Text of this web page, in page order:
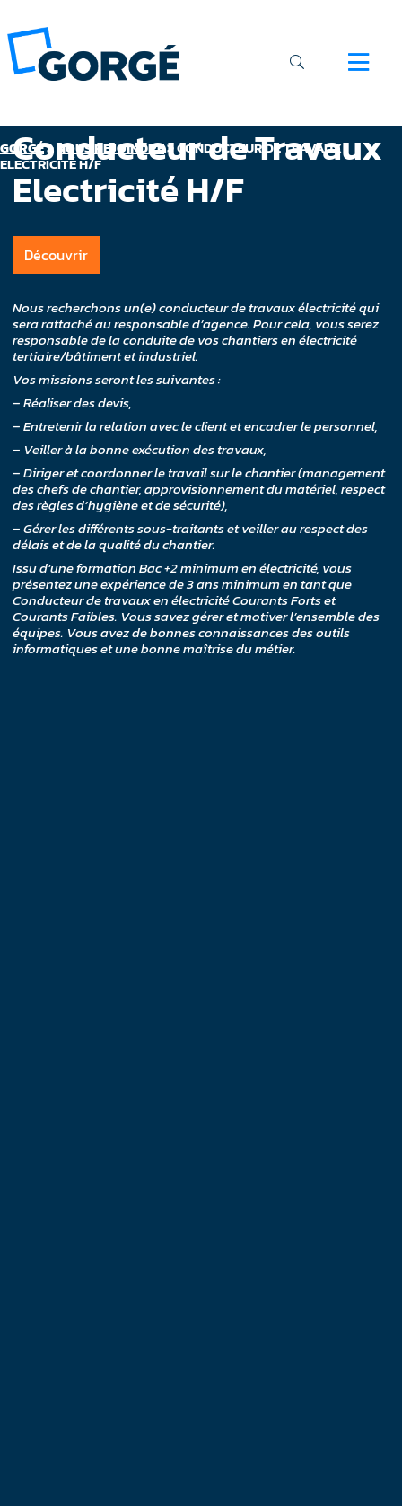
GORGÉ>NOUS REJOINDRE>CONDUCTEUR DE TRAVAUX
ELECTRICITÉ H/F
Conducteur de Travaux
Electricité H/F
Découvrir
Nous recherchons un(e) conducteur de travaux électricité qui
sera rattaché au responsable d’agence. Pour cela, vous serez
responsable de la conduite de vos chantiers en électricité
tertiaire/bâtiment et industriel.
Vos missions seront les suivantes :
– Réaliser des devis,
– Entretenir la relation avec le client et encadrer le personnel,
– Veiller à la bonne exécution des travaux,
– Diriger et coordonner le travail sur le chantier (management
des chefs de chantier, approvisionnement du matériel, respect
des règles d’hygiène et de sécurité),
– Gérer les différents sous-traitants et veiller au respect des
délais et de la qualité du chantier.
Issu d’une formation Bac +2 minimum en électricité, vous
présentez une expérience de 3 ans minimum en tant que
Conducteur de travaux en électricité Courants Forts et
Courants Faibles. Vous savez gérer et motiver l’ensemble des
équipes. Vous avez de bonnes connaissances des outils
informatiques et une bonne maîtrise du métier.